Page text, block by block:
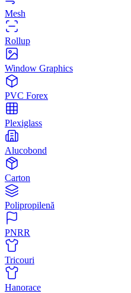
Mesh
Rollup
Window Graphics
PVC Forex
Plexiglass
Alucobond
Carton
Polipropilenă
PNRR
Tricouri
Hanorace